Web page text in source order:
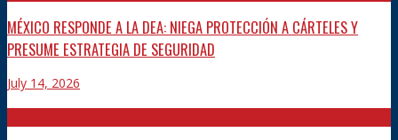
MÉXICO RESPONDE A LA DEA: NIEGA PROTECCIÓN A CÁRTELES Y
PRESUME ESTRATEGIA DE SEGURIDAD
July 14, 2026